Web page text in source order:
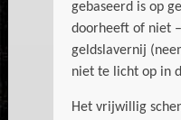
gebaseerd is op
doorheeft of niet
geldslavernij
niet te licht op in
Het vrijwillig